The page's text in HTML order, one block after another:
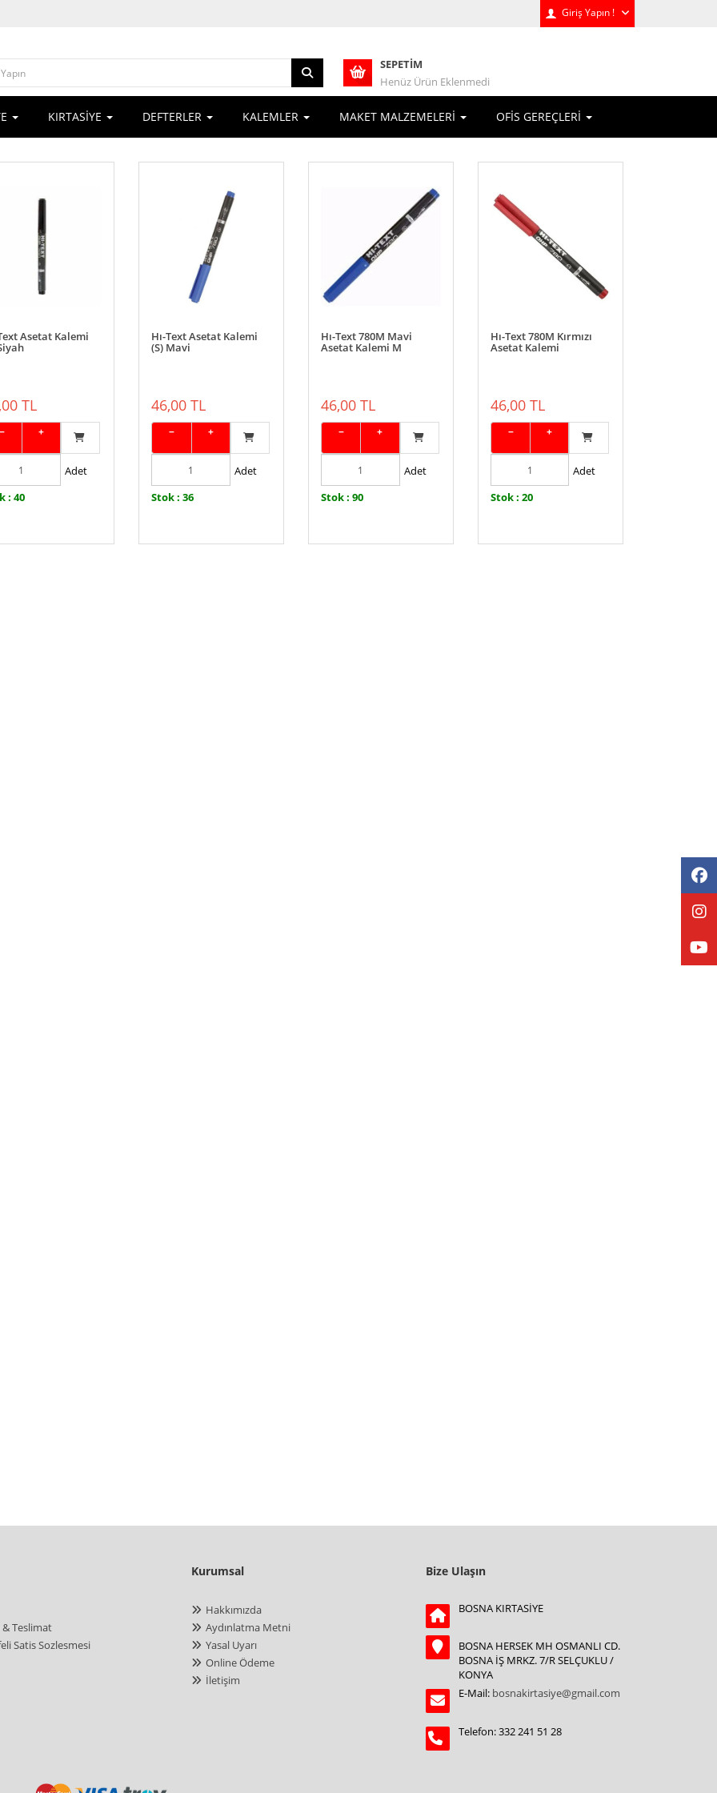
Giriş Yapın !
SEPETIM
Henüz Ürün Eklenmedi
KIRTASİYE DEFTERLER KALEMLER MAKET MALZEMELERİ OFİS GEREÇLERİ
Asetat Kalemi
TL
− +
Adet
: 40
Hı-Text Asetat Kalemi
(S) Mavi
46,00 TL
− +
Adet
Stok : 36
Hı-Text 780M Mavi
Asetat Kalemi M
46,00 TL
− +
Adet
Stok : 90
Hı-Text 780M Kırmızı
Asetat Kalemi
46,00 TL
− +
Adet
Stok : 20
& Teslimat
Satis Sozlesmesi
Kurumsal
Hakkımızda
Aydınlatma Metni
Yasal Uyarı
Online Ödeme
İletişim
Bize Ulaşın
BOSNA KIRTASİYE
BOSNA HERSEK MH OSMANLI CD.
BOSNA İŞ MRKZ. 7/R SELÇUKLU /
KONYA
E-Mail: bosnakirtasiye@gmail.com
Telefon: 332 241 51 28